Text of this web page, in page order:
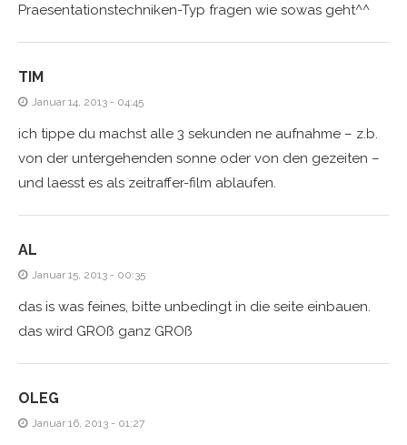
Praesentationstechniken-Typ fragen wie sowas geht^^
TIM
Januar 14, 2013 - 04:45
ich tippe du machst alle 3 sekunden ne aufnahme – z.b.
von der untergehenden sonne oder von den gezeiten –
und laesst es als zeitraffer-film ablaufen.
AL
Januar 15, 2013 - 00:35
das is was feines, bitte unbedingt in die seite einbauen.
das wird GROß ganz GROß
OLEG
Januar 16, 2013 - 01:27